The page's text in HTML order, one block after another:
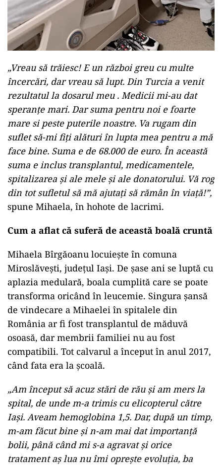
„Vreau să trăiesc! E un război greu cu multe
încercări, dar vreau să lupt. Din Turcia a venit
rezultatul la dosarul meu . Medicii mi-au dat
speranțe mari. Dar suma pentru noi e foarte
mare si peste puterile noastre. Va rugam din
suflet să-mi fiți alături în lupta mea pentru a mă
face bine. Suma e de 68.000 de euro. În această
suma e inclus transplantul, medicamentele,
spitalizarea și ale mele și ale donatorului. Vă rog
din tot sufletul să mă ajutați să rămân în viață!”,
spune Mihaela, în hohote de lacrimi.
Cum a aflat că suferă de această boală cruntă
Mihaela Bîrgăoanu locuiește în comuna
Miroslăvești, județul Iași. De șase ani se luptă cu
aplazia medulară, boala cumplită care se poate
transforma oricând în leucemie. Singura șansă
de vindecare a Mihaelei în spitalele din
România ar fi fost transplantul de măduvă
osoasă, dar membrii familiei nu au fost
compatibili. Tot calvarul a început în anul 2017,
când fata era la școală.
„Am început să acuz stări de rău și am mers la
spital, de unde m-a trimis cu elicopterul către
Iași. Aveam hemoglobina 1,5. Dar, după un timp,
m-am făcut bine și n-am mai dat importanță
bolii, până când mi s-a agravat și orice
tratament aș lua nu îmi oprește evoluția, ba